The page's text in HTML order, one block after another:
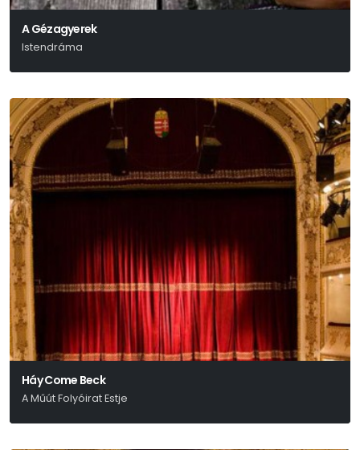
A Gézagyerek
Istendráma
Háy Come Beck
A Műút Folyóirat Estje